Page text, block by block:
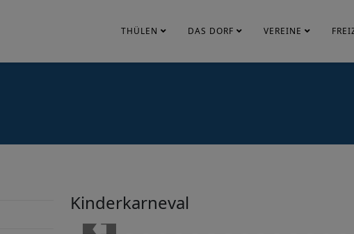
THÜLEN DAS DORF VEREINE
Kinderkarneval